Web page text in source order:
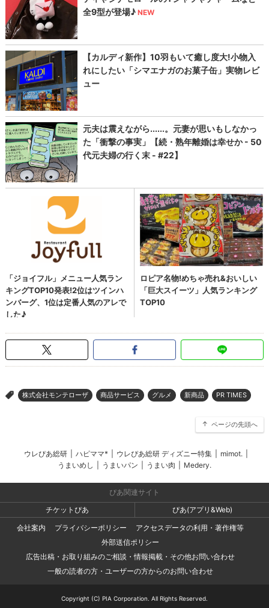
> 株式会社モンテローザ 商品サービス グルメ 新商品 PR TIMES
ページの先頭へ
ウレぴあ総研 ハピママ* ウレぴあ総研 ディズニー特集 mimot.
うまいめし
うまいパン うまい肉 Medery.
ぴあ関連サイト
チケットぴあ
ぴあ(アプリ&Web)
会社案内
プライバシーポリシー
アクセスデータの利用・著作権等
外部送信ポリシー
広告出稿・お取り組みのご相談・情報掲載・その他お問い合わせ
一般の読者の方・ユーザーの方からのお問い合わせ
Copyright (C) PIA Corporation. All Rights Reserved.